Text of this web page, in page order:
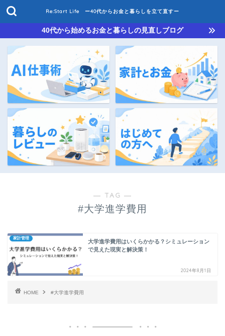
Re:Start Life ー40代からお金と暮らしを立て直すー
40代から始めるお金と暮らしの見直しブログ
― TAG ―
#大学進学費用
家計管理
大学進学費用はいくらかかる？シミュレーション
で見えた現実と解決策！
2024年8月1日
HOME #大学進学費用